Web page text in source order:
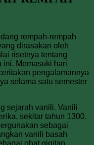
rempah-rempah
dirasakan oleh
risetnya tentang
ini. Memasuki hari
pengalamannya
selama satu semester
sejarah vanili. Vanili
sekitar tahun 1300.
sebagai
vanili basah
obat gigitan